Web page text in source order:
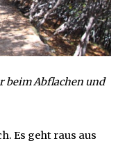
beim Abflachen und
Es geht raus aus